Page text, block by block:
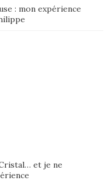
: mon expérience
et je ne